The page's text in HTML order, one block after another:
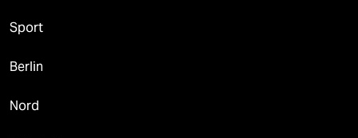
Sport
Berlin
Nord